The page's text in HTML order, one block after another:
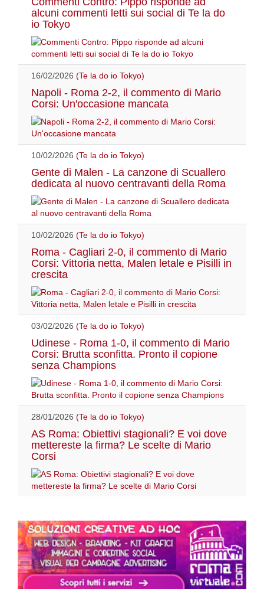
alcuni commenti letti sui social di Te la do
io Tokyo
16/02/2026 (Te la do io Tokyo)
Napoli - Roma 2-2, il commento di Mario
Corsi: Un'occasione mancata
10/02/2026 (Te la do io Tokyo)
Gente di Malen - La canzone di Scuallero
dedicata al nuovo centravanti della Roma
10/02/2026 (Te la do io Tokyo)
Roma - Cagliari 2-0, il commento di Mario
Corsi: Vittoria netta, Malen letale e Pisilli in
crescita
03/02/2026 (Te la do io Tokyo)
Udinese - Roma 1-0, il commento di Mario
Corsi: Brutta sconfitta. Pronto il copione
senza Champions
28/01/2026 (Te la do io Tokyo)
AS Roma: Obiettivi stagionali? E voi dove
mettereste la firma? Le scelte di Mario
Corsi